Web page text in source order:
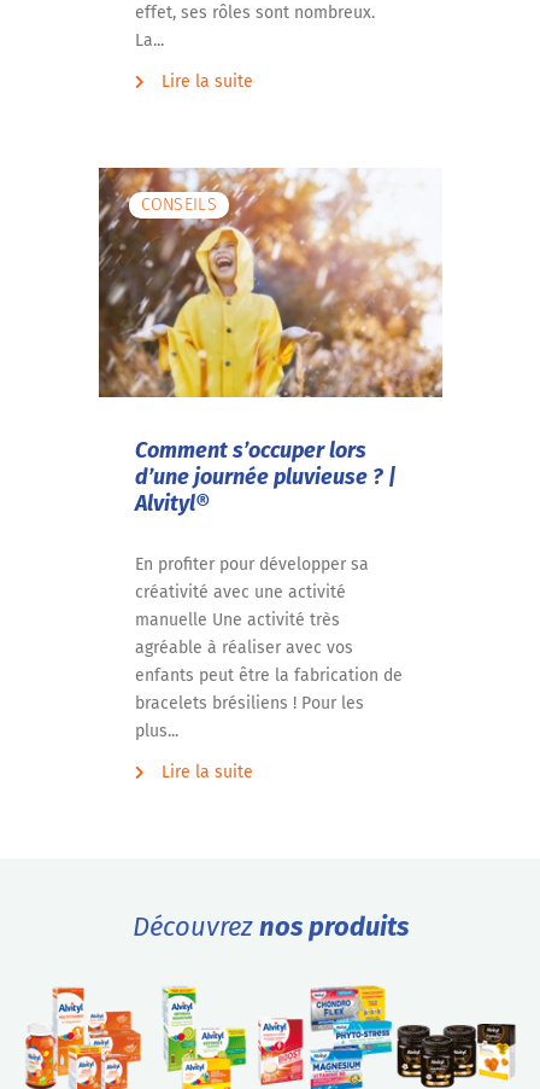
effet, ses rôles sont nombreux.
La...
Lire la suite
CONSEILS
Comment s’occuper lors
d’une journée pluvieuse ? |
Alvityl®
En profiter pour développer sa
créativité avec une activité
manuelle Une activité très
agréable à réaliser avec vos
enfants peut être la fabrication de
bracelets brésiliens ! Pour les
plus...
Lire la suite
Découvreznos produits